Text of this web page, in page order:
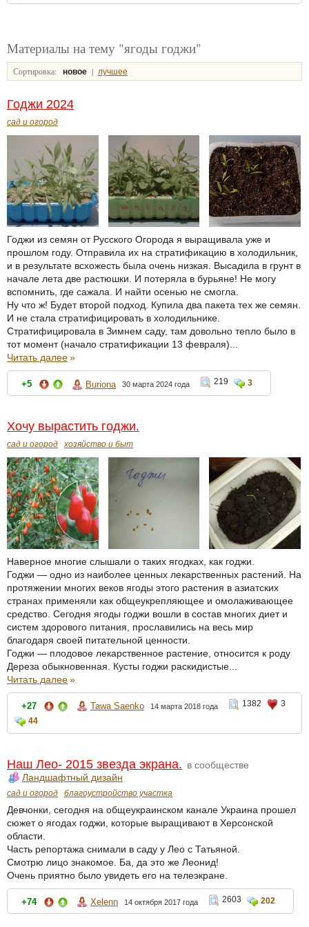
Материалы на тему "ягоды годжи"
Сортировка: новое | лучшее
Годжи 2024
сад и огород
Годжи из семян от Русского Огорода я выращивала уже и
прошлом году. Отправила их на стратификацию в холодильник,
и в результате всхожесть была очень низкая. Высадила в грунт в
начале лета две растюшки. И потеряла в бурьяне! Не могу
вспомнить, где сажала. И найти осенью не смогла.
Ну что ж! Будет второй подход. Купила два пакета тех же семян.
И не стала стратифицировать в холодильнике.
Стратифицировала в Зимнем саду, там довольно тепло было в
тот момент (начало стратификации 13 февраля)...
Читать далее»
+5 Buriona 30 марта 2024 года 219 3
Хочу вырастить годжи.
сад и огород хозяйство и быт
Наверное многие слышали о таких ягодках, как годжи.
Годжи — одно из наиболее ценных лекарственных растений. На
протяжении многих веков ягоды этого растения в азиатских
странах применяли как общеукрепляющее и омолаживающее
средство. Сегодня ягоды годжи вошли в состав многих диет и
систем здорового питания, прославились на весь мир
благодаря своей питательной ценности.
Годжи — плодовое лекарственное растение, относится к роду
Дереза обыкновенная. Кусты годжи раскидистые...
Читать далее»
+27 Tawa Saenko 14 марта 2018 года 1382
3
44
Наш Лео- 2015 звезда экрана. в сообществе
Ландшафтный дизайн
сад и огород благоустройство участка
Девчонки, сегодня на общеукраинском канале Украина прошел
сюжет о ягодах годжи, которые выращивают в Херсонской
области.
Часть репортажа снимали в саду у Лео с Татьяной.
Смотрю лицо знакомое. Ба, да это же Леонид!
Очень приятно было увидеть его на телеэкране.
+74 Xelenn 14 октября 2017 года 2603 202